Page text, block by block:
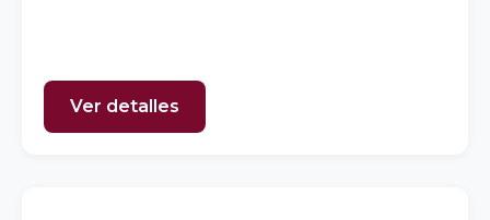
Ver detalles